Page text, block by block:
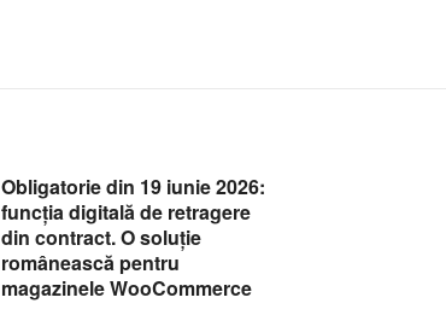
Obligatorie din 19 iunie 2026:
funcția digitală de retragere
din contract. O soluție
românească pentru
magazinele WooCommerce